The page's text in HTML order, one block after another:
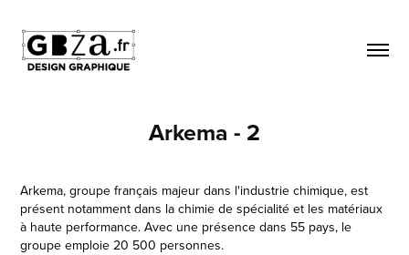
Arkema - 2
Arkema, groupe français majeur dans l'industrie chimique, est
présent notamment dans la chimie de spécialité et les matériaux
à haute performance. Avec une présence dans 55 pays, le
groupe emploie 20 500 personnes.